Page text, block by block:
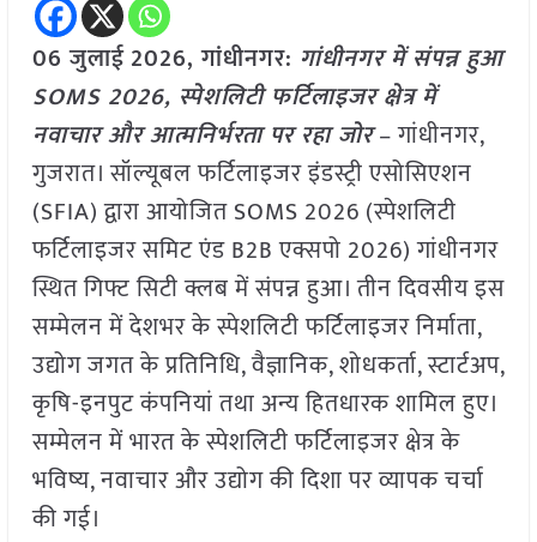
06 जुलाई2026,गांधीनगर: गांधीनगर में संपन्न हुआ
SOMS 2026, स्पेशलिटी फर्टिलाइजर क्षेत्र में
नवाचार और आत्मनिर्भरता पर रहा जोर– गांधीनगर,
गुजरात। सॉल्यूबल फर्टिलाइजर इंडस्ट्री एसोसिएशन
(SFIA) द्वारा आयोजित SOMS 2026 (स्पेशलिटी
फर्टिलाइजर समिट एंड B2B एक्सपो 2026) गांधीनगर
स्थित गिफ्ट सिटी क्लब में संपन्न हुआ। तीन दिवसीय इस
सम्मेलन में देशभर के स्पेशलिटी फर्टिलाइजर निर्माता,
उद्योग जगत के प्रतिनिधि, वैज्ञानिक, शोधकर्ता, स्टार्टअप,
कृषि-इनपुट कंपनियां तथा अन्य हितधारक शामिल हुए।
सम्मेलन में भारत के स्पेशलिटी फर्टिलाइजर क्षेत्र के
भविष्य, नवाचार और उद्योग की दिशा पर व्यापक चर्चा
की गई।